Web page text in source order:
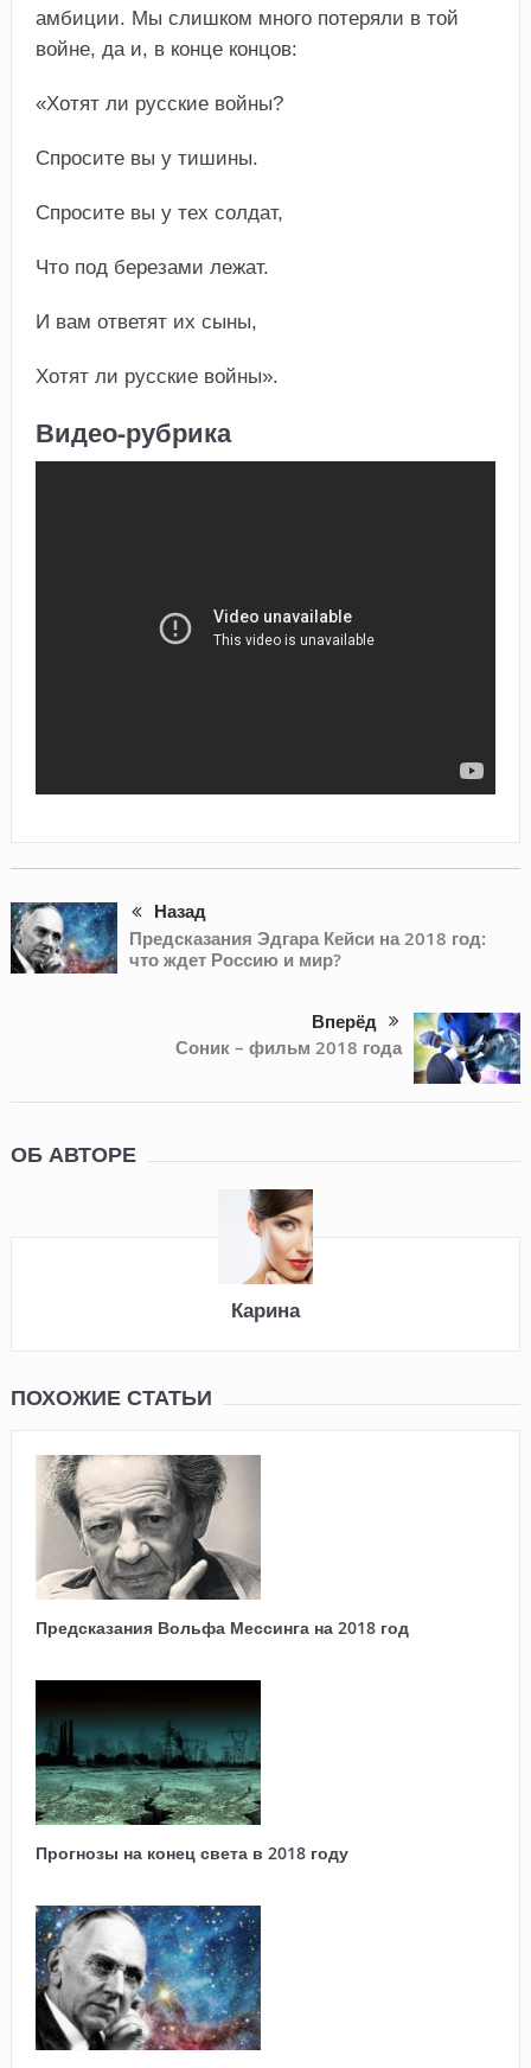
амбиции. Мы слишком много потеряли в той
войне, да и, в конце концов:
«Хотят ли русские войны?
Спросите вы у тишины.
Спросите вы у тех солдат,
Что под березами лежат.
И вам ответят их сыны,
Хотят ли русские войны».
Видео-рубрика
Назад
Предсказания Эдгара Кейси на 2018 год:
что ждет Россию и мир?
Вперёд
Соник – фильм 2018 года
ОБ АВТОРЕ
Карина
ПОХОЖИЕ СТАТЬИ
Предсказания Вольфа Мессинга на 2018 год
Прогнозы на конец света в 2018 году